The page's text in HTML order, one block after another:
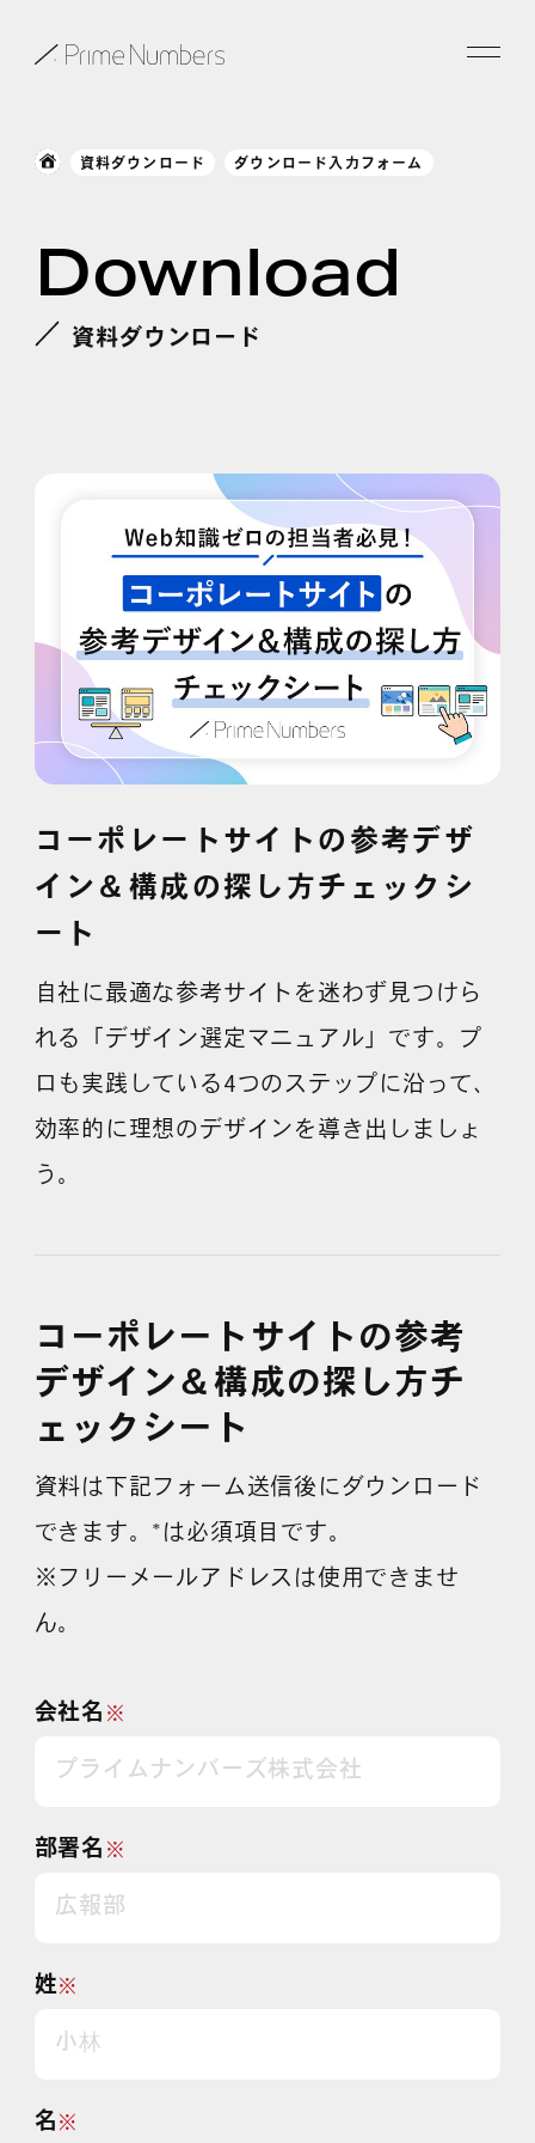
事例紹介
お役立ち情報
採用情報
各種ご相談 資料ダウンロード
セミナー申し込み
無料診断実施中
Webマーケティング用語集
資料ダウンロード ダウンロード入力フォーム
Download
資料ダウンロード
コーポレートサイトの参考デザ
イン＆構成の探し方チェックシ
ート
自社に最適な参考サイトを迷わず見つけら
れる「デザイン選定マニュアル」です。プ
ロも実践している4つのステップに沿って、
効率的に理想のデザインを導き出しましょ
う。
コーポレートサイトの参考
デザイン＆構成の探し方チ
ェックシート
資料は下記フォーム送信後にダウンロード
できます。*は必須項目です。
※フリーメールアドレスは使用できませ
ん。
※
会社名
※
部署名
※
姓
※
名